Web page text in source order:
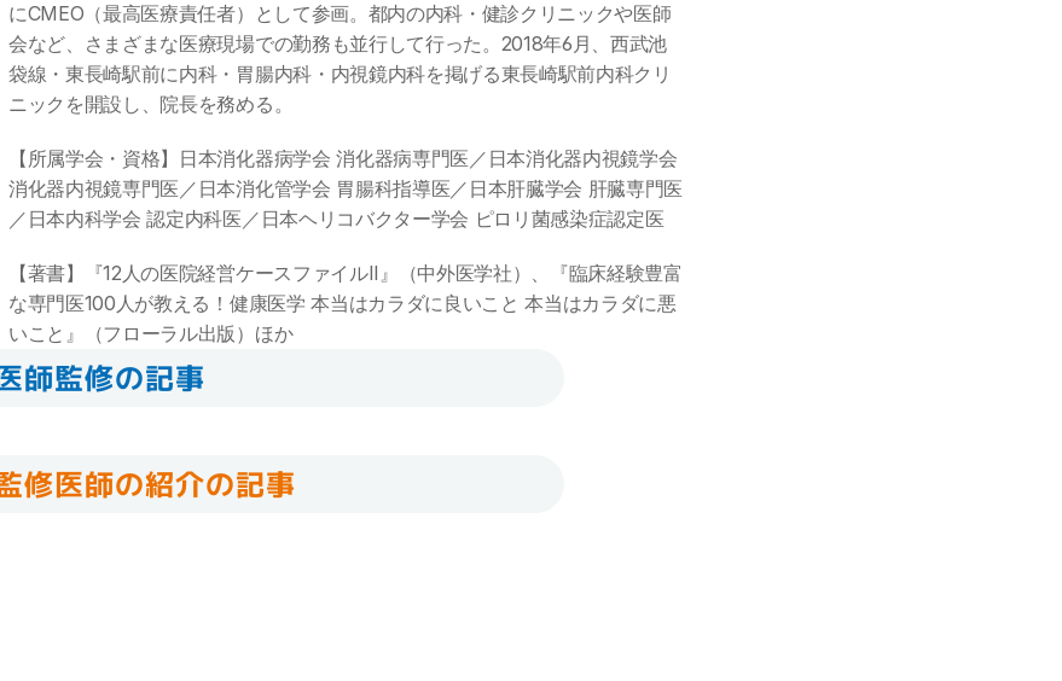
にCMEO（最高医療責任者）として参画。都内の内科・健診クリニックや医師
会など、さまざまな医療現場での勤務も並行して行った。2018年6月、西武池
袋線・東長崎駅前に内科・胃腸内科・内視鏡内科を掲げる東長崎駅前内科クリ
ニックを開設し、院長を務める。
【所属学会・資格】日本消化器病学会 消化器病専門医／日本消化器内視鏡学会
消化器内視鏡専門医／日本消化管学会 胃腸科指導医／日本肝臓学会 肝臓専門医
／日本内科学会 認定内科医／日本ヘリコバクター学会 ピロリ菌感染症認定医
【著書】『12人の医院経営ケースファイルII』（中外医学社）、『臨床経験豊富
な専門医100人が教える！健康医学 本当はカラダに良いこと 本当はカラダに悪
いこと』（フローラル出版）ほか
師監修の記事
修医師の紹介の記事